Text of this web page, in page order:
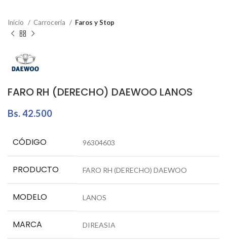
Inicio Carrocería Faros y Stop
FARO RH (DERECHO) DAEWOO LANOS
Bs.42.500
CÓDIGO 96304603
PRODUCTO FARO RH (DERECHO) DAEWOO
MODELO LANOS
MARCA DIREASIA